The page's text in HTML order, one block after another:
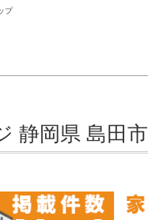
プ
静岡県 島田市